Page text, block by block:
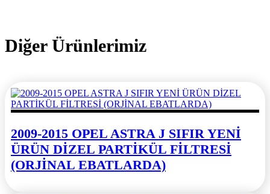
Diğer Ürünlerimiz
2009-2015 OPEL ASTRA J SIFIR YENİ
ÜRÜN DİZEL PARTİKÜL FİLTRESİ
(ORJİNAL EBATLARDA)